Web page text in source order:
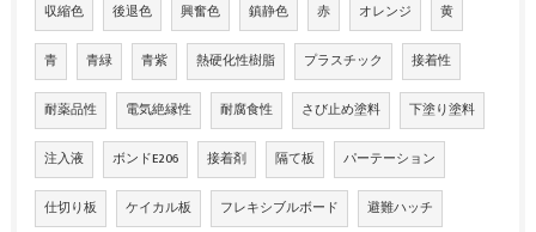
収縮色 後退色 興奮色 鎮静色 赤 オレンジ 黄
青 青緑 青紫 熱硬化性樹脂 プラスチック 接着性
耐薬品性 電気絶縁性 耐腐食性 さび止め塗料 下塗り塗料
注入液 ボンドE206 接着剤 隔て板 パーテーション
仕切り板 ケイカル板 フレキシブルボード 避難ハッチ